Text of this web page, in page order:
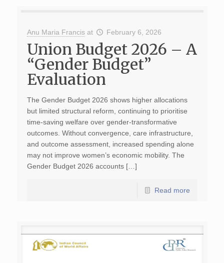
Anu Maria Francis at February 6, 2026
Union Budget 2026 – A
“Gender Budget”
Evaluation
The Gender Budget 2026 shows higher allocations
but limited structural reform, continuing to prioritise
time-saving welfare over gender-transformative
outcomes. Without convergence, care infrastructure,
and outcome assessment, increased spending alone
may not improve women’s economic mobility. The
Gender Budget 2026 accounts […]
Read more